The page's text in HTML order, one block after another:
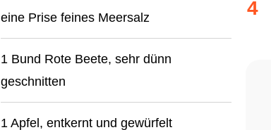
eine Prise feines Meersalz
1 Bund Rote Beete, sehr dünn
geschnitten
1 Apfel, entkernt und gewürfelt